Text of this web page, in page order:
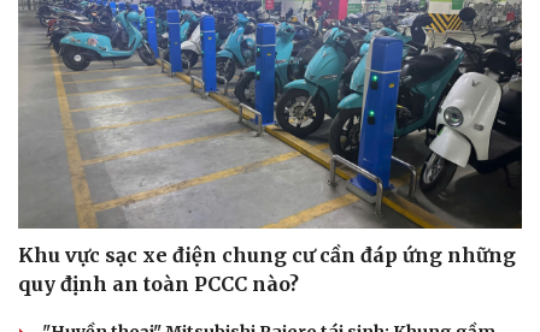
Khu vực sạc xe điện chung cư cần đáp ứng những
quy định an toàn PCCC nào?